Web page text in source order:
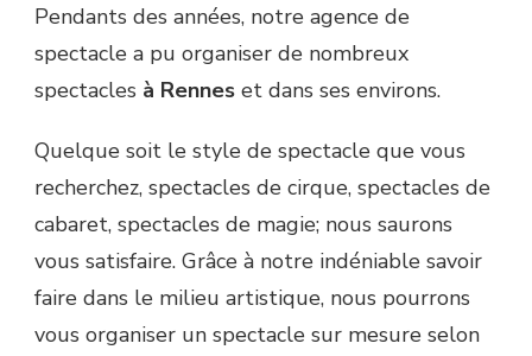
Pendants des années, notre agence de
spectacle a pu organiser de nombreux
spectacles à Rennes et dans ses environs.
Quelque soit le style de spectacle que vous
recherchez, spectacles de cirque, spectacles de
cabaret, spectacles de magie; nous saurons
vous satisfaire. Grâce à notre indéniable savoir
faire dans le milieu artistique, nous pourrons
vous organiser un spectacle sur mesure selon